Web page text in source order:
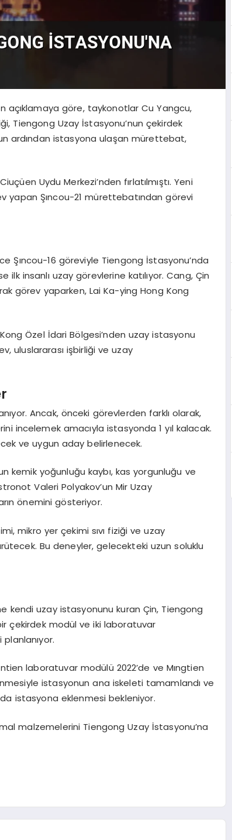
açıklamaya göre, taykonotlar Cu Yangcu,
Tiengong Uzay İstasyonu’nun çekirdek
ardından istasyona ulaşan mürettebat,
Uydu Merkezi’nden fırlatılmıştı. Yeni
yapan Şıncou-21 mürettebatından görevi
Şıncou-16 göreviyle Tiengong İstasyonu’nda
ilk insanlı uzay görevlerine katılıyor. Cang, Çin
görev yaparken, Lai Ka-ying Hong Kong
Özel İdari Bölgesi’nden uzay istasyonu
uluslararası işbirliği ve uzay
Ancak, önceki görevlerden farklı olarak,
incelemek amacıyla istasyonda 1 yıl kalacak.
ve uygun aday belirlenecek.
kemik yoğunluğu kaybı, kas yorgunluğu ve
Valeri Polyakov’un Mir Uzay
önemini gösteriyor.
mikro yer çekimi sıvı fiziği ve uzay
Bu deneyler, gelecekteki uzun soluklu
kendi uzay istasyonunu kuran Çin, Tiengong
çekirdek modül ve iki laboratuvar
laboratuvar modülü 2022’de ve Mıngtien
istasyonun ana iskeleti tamamlandı ve
istasyona eklenmesi bekleniyor.
malzemelerini Tiengong Uzay İstasyonu’na